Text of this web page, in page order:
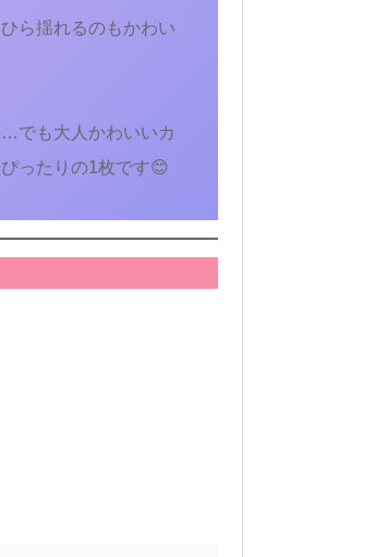
ら揺れるのもかわい
でも大人かわいいカ
ったりの1枚です😊